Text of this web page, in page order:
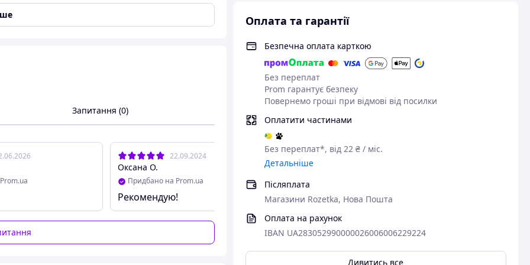
Оплата та гарантії
Безпечна оплата карткою
Без переплат
Prom гарантує безпеку
Повернемо гроші при відмові від посилки
Оплатити частинами
Без переплат*, від 22 ₴ / міс.
Детальніше
Післяплата
Магазини Rozetka, Нова Пошта
Оплата на рахунок
IBAN UA283052990000026006006229224
Дивитись все
Запитання (0)
22.09.2024
Оксана О.
Придбано на Prom.ua
Рекомендую!